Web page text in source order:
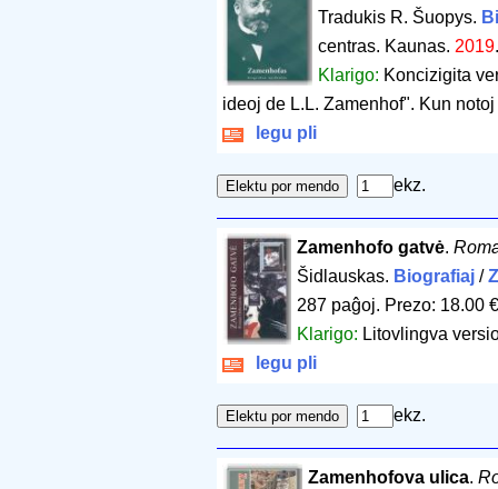
Tradukis R. Šuopys.
centras. Kaunas. 2019
Klarigo: Koncizigita
ideoj de L.L. Zamenhof". Kun
legu pli
ekz.
Zamenhofo gatvė.
Šidlauskas. Biografiaj/
287 paĝoj. Prezo: 18.00 €
Klarigo: Litovlingva
legu pli
ekz.
Zamenhofova ulica.